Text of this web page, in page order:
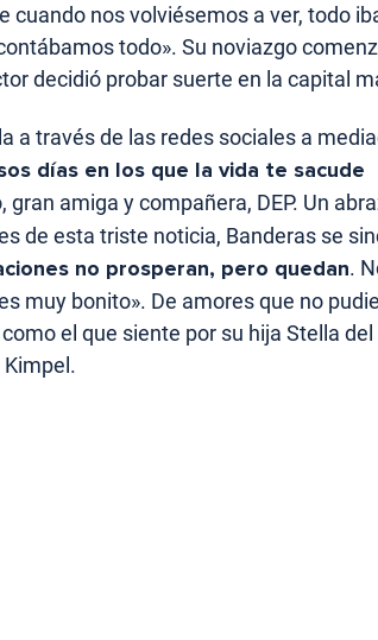
cuando nos volviésemos a ver, todo
todo». Su noviazgo
decidió probar suerte en la capital
a través de las redes sociales a
días en los que la vida te sacude
gran amiga y compañera, DEP. Un
de esta triste noticia, Banderas se
no prosperan, pero quedan.
muy bonito». De amores que no
el que siente por su hija Stella